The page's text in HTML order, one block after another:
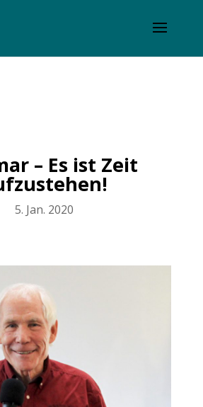
– Es ist Zeit
5. Jan. 2020